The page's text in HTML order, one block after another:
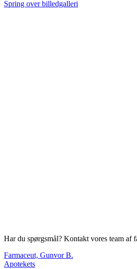
Spring over billedgalleri
Har du spørgsmål? Kontakt vores team af
Farmaceut, Gunvor B.
Apotekets